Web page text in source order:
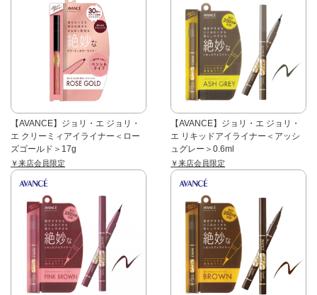
【AVANCE】ジョリ・エ ジョリ・
エ クリーミィアイライナー＜ロー
ズゴールド＞17g
￥来店会員限定
【AVANCE】ジョリ・エ ジョリ・
エ リキッドアイライナー＜アッシ
ュグレー＞0.6ml
￥来店会員限定